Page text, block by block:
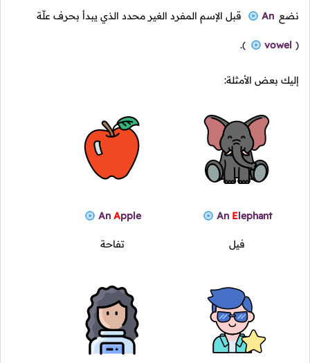
نضع An قبل الإسم المفرد الغير محدد الذي يبدأ بحرف علّة
(
vowel
).
إليك بعض الأمثلة:
An Elephant
فيل
An Apple
تفاحة